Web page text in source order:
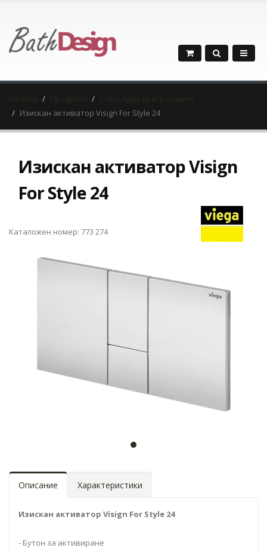
Начало Продукти
Структури за вграждане
Изискан активатор Visign For Style 24
Изискан активатор Visign
For Style 24
Каталожен номер: 773 274
Описание Характеристики
Изискан активатор Visign For Style 24
- Бутон за активиране